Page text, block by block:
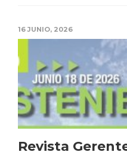
16 JUNIO, 2026
Revista